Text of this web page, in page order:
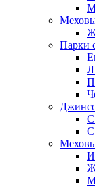
Парки
С
С